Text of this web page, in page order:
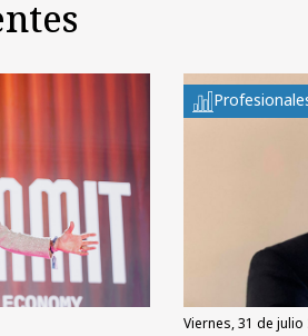
viernes, 31 de julio